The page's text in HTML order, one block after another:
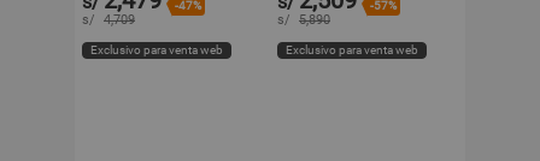
-47%
s/ 4,709
Exclusivo para venta web
-57%
s/ 5,890
Exclusivo para venta web